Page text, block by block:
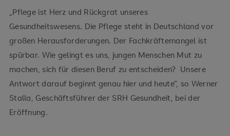
„Pflege ist Herz und Rückgrat unseres
Gesundheitswesens. Die Pflege steht in Deutschland vor
großen Herausforderungen. Der Fachkräftemangel ist
spürbar. Wie gelingt es uns, jungen Menschen Mut zu
machen, sich für diesen Beruf zu entscheiden? Unsere
Antwort darauf beginnt genau hier und heute“, so Werner
Stalla, Geschäftsführer der SRH Gesundheit, bei der
Eröffnung.